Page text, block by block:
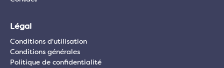
Légal
Conditions d'utilisation
Conditions générales
Politique de confidentialité